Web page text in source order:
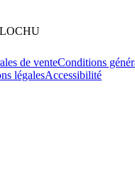
LOCHU
de venteConditions
légalesAccessibilité